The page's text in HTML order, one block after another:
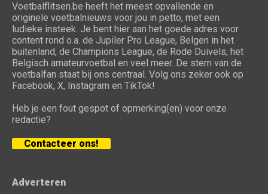
Voetbalflitsen.be heeft het meest opvallende en
originele voetbalnieuws voor jou in petto, met een
ludieke insteek. Je bent hier aan het goede adres voor
content rond o.a. de Jupiler Pro League, Belgen in het
buitenland, de Champions League, de Rode Duivels, het
Belgisch amateurvoetbal en veel meer. De stem van de
voetbalfan staat bij ons centraal. Volg ons zeker ook op
Facebook, X, Instagram en TikTok!
Heb je een fout gespot of opmerking(en) voor onze
redactie?
Contacteer ons!
Adverteren